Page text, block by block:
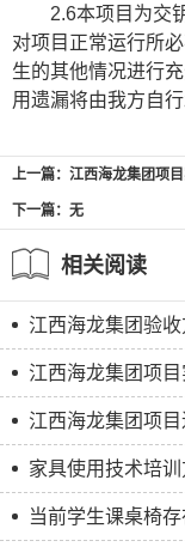
2.6本项目为交钥
对项目正常运行所
生的其他情况进行
用遗漏将由我方自行
上一篇：江西海龙集团项
下一篇：无
相关阅读
江西海龙集团验
江西海龙集团项
江西海龙集团项
家具使用技术培
当前学生课桌椅